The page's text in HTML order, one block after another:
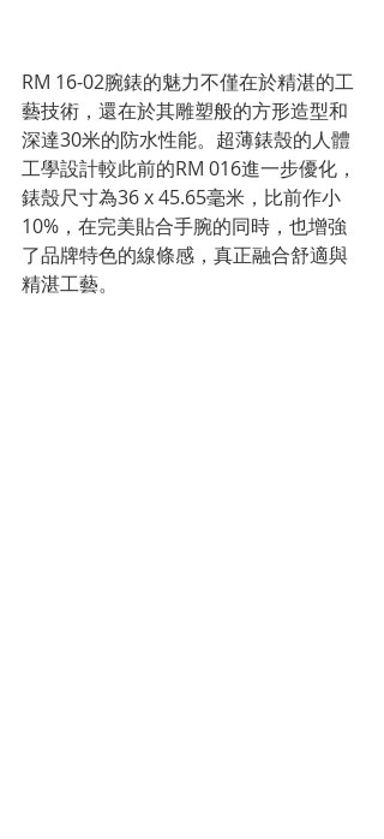
RM 16-02腕錶的魅力不僅在於精湛的工
藝技術，還在於其雕塑般的方形造型和
深達30米的防水性能。超薄錶殼的人體
工學設計較此前的RM 016進一步優化，
錶殼尺寸為36 x 45.65毫米，比前作小
10%，在完美貼合手腕的同時，也增強
了品牌特色的線條感，真正融合舒適與
精湛工藝。